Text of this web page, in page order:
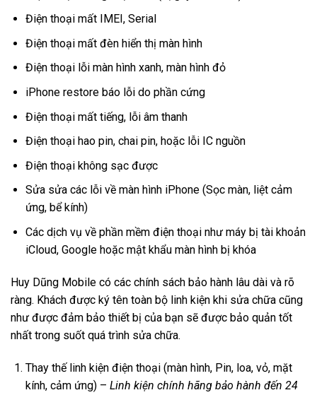
Điện thoại mất IMEI, Serial
Điện thoại mất đèn hiển thị màn hình
Điện thoại lỗi màn hình xanh, màn hình đỏ
iPhone restore báo lỗi do phần cứng
Điện thoại mất tiếng, lỗi âm thanh
Điện thoại hao pin, chai pin, hoặc lỗi IC nguồn
Điện thoại không sạc được
Sửa sửa các lỗi về màn hình iPhone (Sọc màn, liệt cảm
ứng, bể kính)
Các dịch vụ về phần mềm điện thoại như máy bị tài khoản
iCloud, Google hoặc mật khẩu màn hình bị khóa
Huy Dũng Mobile có các chính sách bảo hành lâu dài và rõ
ràng. Khách được ký tên toàn bộ linh kiện khi sửa chữa cũng
như được đảm bảo thiết bị của bạn sẽ được bảo quản tốt
nhất trong suốt quá trình sửa chữa.
Thay thế linh kiện điện thoại (màn hình, Pin, loa, vỏ, mặt
kính, cảm ứng) – Linh kiện chính hãng bảo hành đến 24